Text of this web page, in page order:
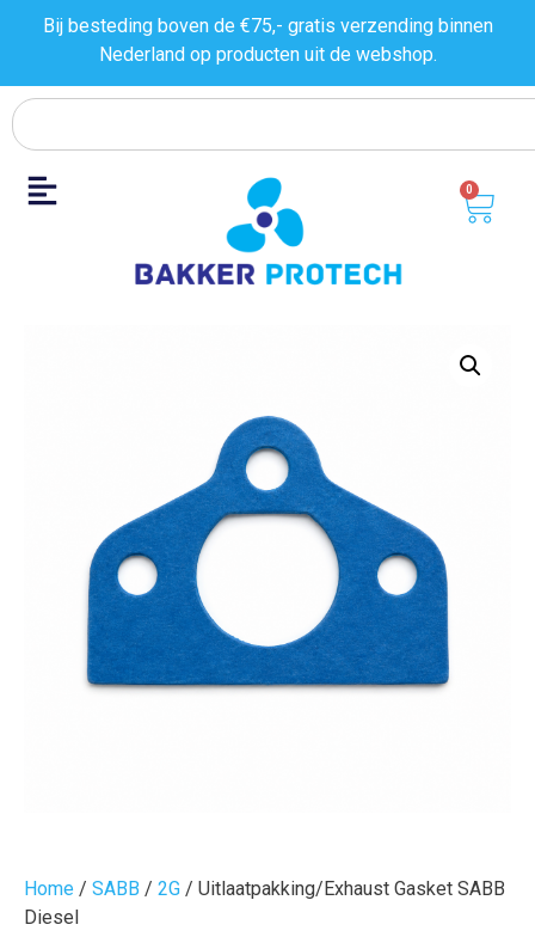
Bij besteding boven de €75,- gratis verzending binnen
Nederland op producten uit de webshop.
0
Home / SABB / 2G / Uitlaatpakking/Exhaust Gasket SABB
Diesel